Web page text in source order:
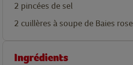
2 pincées de sel
2 cuillères à soupe de Baies rose
Ingrédients